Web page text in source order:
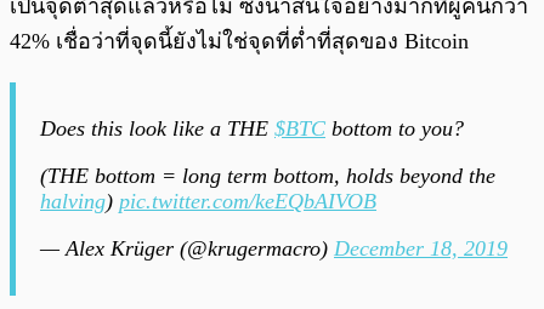
เป็นจุดต่ำสุดแล้วหรือไม่ ซึ่งน่าสนใจอย่างมากที่ผู้คนกว่า
42% เชื่อว่าที่จุดนี้ยังไม่ใช่จุดที่ต่ำที่สุดของ Bitcoin
Does this look like a THE $BTC bottom to you?
(THE bottom = long term bottom, holds beyond the
halving) pic.twitter.com/keEQbAIVOB
— Alex Krüger (@krugermacro) December 18, 2019